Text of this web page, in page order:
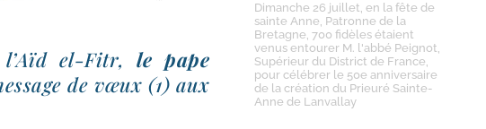
el-​Fitr, le pape
de vœux (1) aux
Dimanche 26 juillet, en la fête de
sainte Anne, Patronne de la
Bretagne, 700 fidèles étaient
venus entourer M. l'abbé Peignot,
Supérieur du District de France,
pour célébrer le 50e anniversaire
de la création du Prieuré Sainte-
Anne de Lanvallay